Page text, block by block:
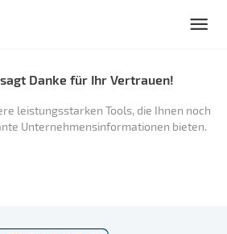
Danke für Ihr Vertrauen!
leistungsstarken Tools, die Ihnen noch
Unternehmensinformationen bieten.